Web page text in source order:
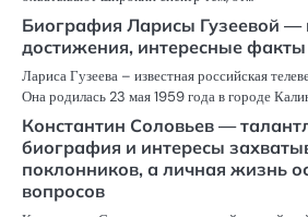
Биография Ларисы Гузеевой —
достижения, интересные факты
Лариса Гузеева – известная российская
Она родилась 23 мая 1959 года в городе
Константин Соловьев —
биография и интересы
поклонников, а личная жизнь
вопросов